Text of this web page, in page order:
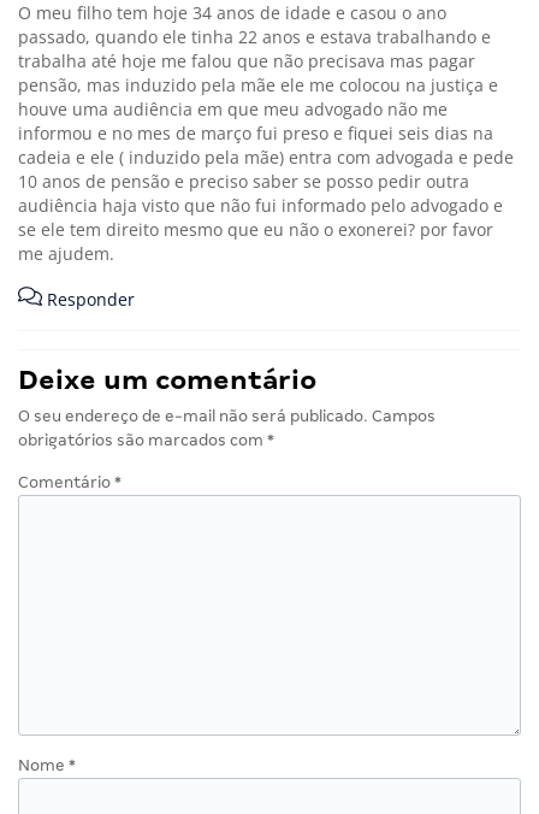
O meu filho tem hoje 34 anos de idade e casou o ano
passado, quando ele tinha 22 anos e estava trabalhando e
trabalha até hoje me falou que não precisava mas pagar
pensão, mas induzido pela mãe ele me colocou na justiça e
houve uma audiência em que meu advogado não me
informou e no mes de março fui preso e fiquei seis dias na
cadeia e ele ( induzido pela mãe) entra com advogada e pede
10 anos de pensão e preciso saber se posso pedir outra
audiência haja visto que não fui informado pelo advogado e
se ele tem direito mesmo que eu não o exonerei? por favor
me ajudem.
Responder
Deixe um comentário
O seu endereço de e-mail não será publicado. Campos
obrigatórios são marcados com *
Comentário *
Nome *